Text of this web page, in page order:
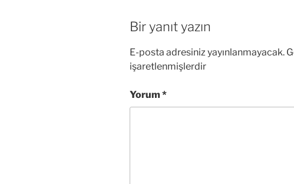
Bir yanıt yazın
E-posta adresiniz yayınlanmayacak.
işaretlenmişlerdir
Yorum *